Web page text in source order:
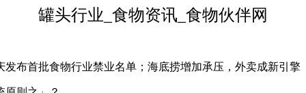
罐头行业_食物资讯_食物伙伴网
首批食物行业禁业名单；海底捞增加承压，外卖成新引擎（